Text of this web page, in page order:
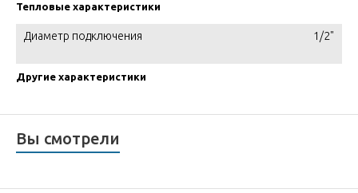
Тепловые характеристики
Диаметр подключения 1/2"
Другие характеристики
Вы смотрели